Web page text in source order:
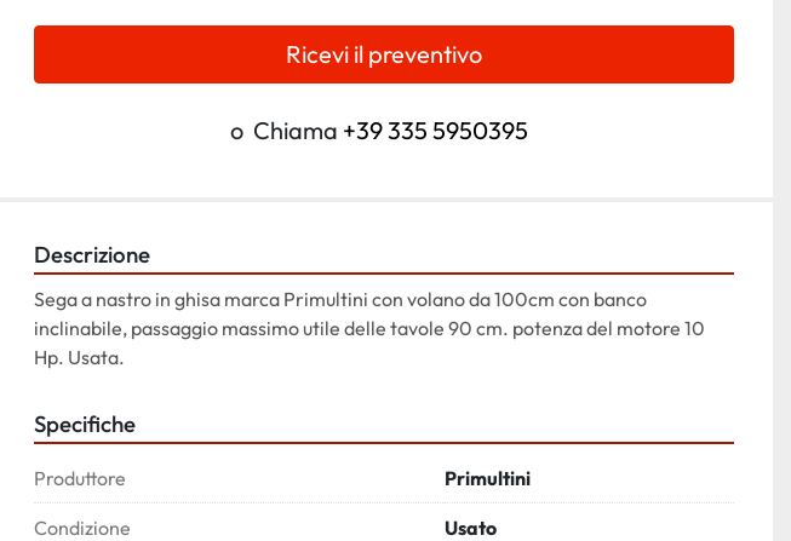
Ricevi il preventivo
o Chiama +39 335 5950395
Descrizione
Sega a nastro in ghisa marca Primultini con volano da 100cm con banco
inclinabile, passaggio massimo utile delle tavole 90 cm. potenza del motore 10
Hp. Usata.
Specifiche
Produttore Primultini
Condizione Usato